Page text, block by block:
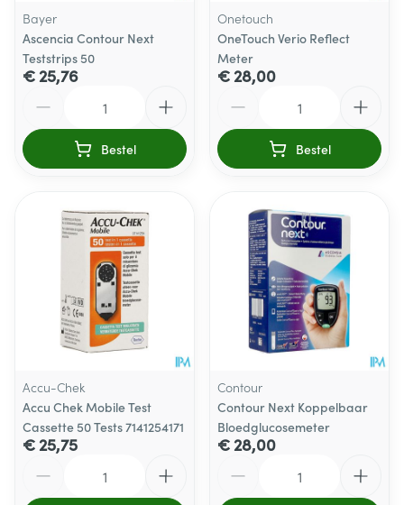
Bayer
Ascencia Contour Next
Teststrips 50
€ 25,76
Bestel
Onetouch
OneTouch Verio Reflect
Meter
€ 28,00
Bestel
Accu-Chek
Accu Chek Mobile Test
Cassette 50 Tests 7141254171
€ 25,75
Contour
Contour Next Koppelbaar
Bloedglucosemeter
€ 28,00